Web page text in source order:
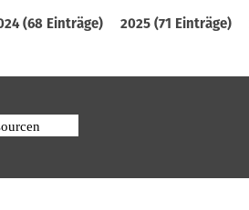
(68 Einträge) 2025 (71 Einträge)